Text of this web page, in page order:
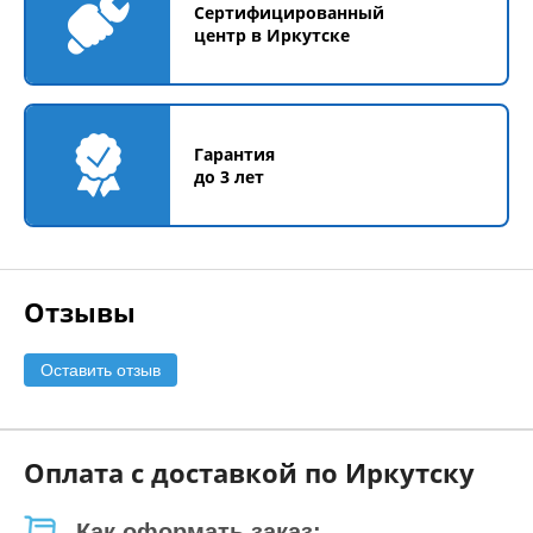
Сертифицированный
центр в Иркутске
Гарантия
до 3 лет
Отзывы
Оставить отзыв
Оплата с доставкой по Иркутску